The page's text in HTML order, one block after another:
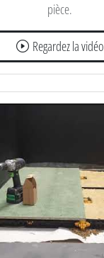
pièce.
Regardez la vidéo